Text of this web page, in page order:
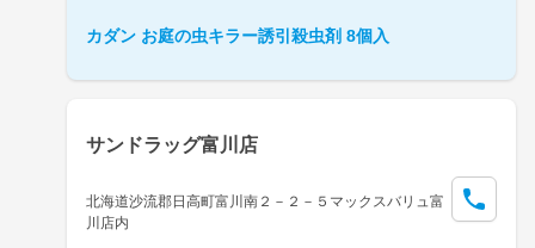
カダン お庭の虫キラー誘引殺虫剤 8個入
サンドラッグ富川店
北海道沙流郡日高町富川南２－２－５マックスバリュ富
川店内